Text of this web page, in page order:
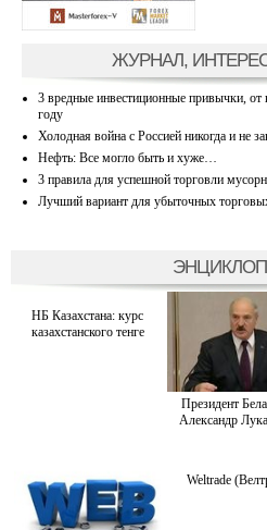
ЖУРНАЛ,
3 вредные инвестиционные привычки,
году
Холодная война с Россией никогда и не
Нефть: Все могло быть и хуже…
3 правила для успешной торговли
Лучший вариант для убыточных
НБ Казахстана: курс
казахстанского тенге
Президент
Александр
Weltrade